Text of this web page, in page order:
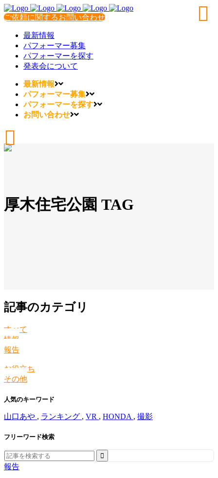
ご依頼に関するお問い合わせ
最新情報
パフォーマー募集
パフォーマーを探す
発表会について
最新情報
パフォーマー募集
パフォーマーを探す
お問い合わせ
厚木住宅公園 TAG
記事のカテゴリ
すべて
情報
報告
お役立ち
その他
人気のキーワード
山口あや , ランキング , VR , HONDA , 撮影
フリーワード検索
Search
for:
報告